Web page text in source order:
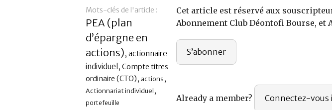
Justice
Mots-clés de l'article :
PEA (plan
d’épargne en
actions), actionnaire
individuel , Compte titres
ordinaire (CTO), actions ,
Actionnariat individuel ,
portefeuille
Cet article est réservé aux
Abonnement Club Déontofi Bourse, et
S’abonner
Already a member? Connectez-vous